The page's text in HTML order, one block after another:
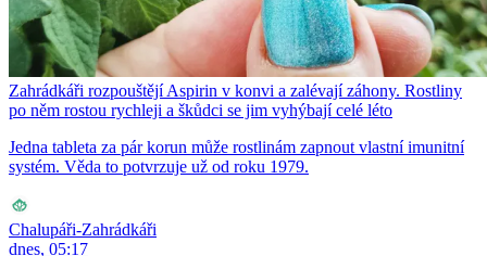
Zahrádkáři rozpouštějí Aspirin v konvi a zalévají záhony. Rostliny
po něm rostou rychleji a škůdci se jim vyhýbají celé léto
Jedna tableta za pár korun může rostlinám zapnout vlastní imunitní
systém. Věda to potvrzuje už od roku 1979.
Chalupáři-Zahrádkáři
dnes, 05:17